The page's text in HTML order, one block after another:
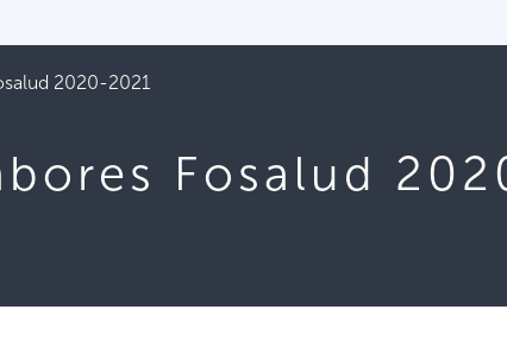
2020-2021
Fosalud